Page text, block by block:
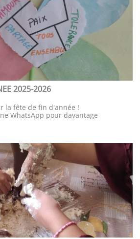
2025-2026
la fête de fin d'année !
WhatsApp pour davantage